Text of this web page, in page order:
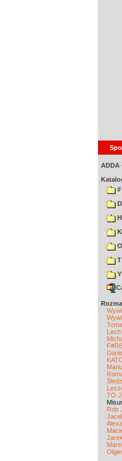
ADDA
#
D
H
K
O
T
Y
Lech
TO
Rob